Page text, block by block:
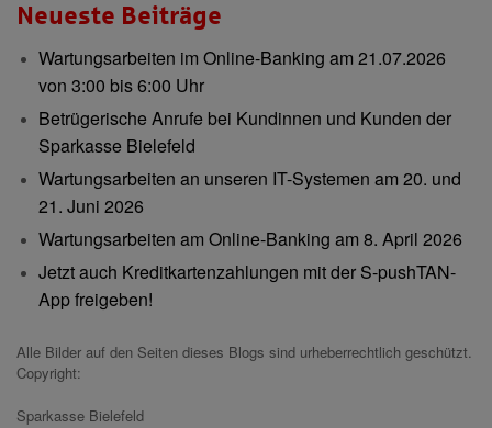
Neueste Beiträge
Wartungsarbeiten im Online-Banking am 21.07.2026
von 3:00 bis 6:00 Uhr
Betrügerische Anrufe bei Kundinnen und Kunden der
Sparkasse Bielefeld
Wartungsarbeiten an unseren IT-Systemen am 20. und
21. Juni 2026
Wartungsarbeiten am Online-Banking am 8. April 2026
Jetzt auch Kreditkartenzahlungen mit der S-pushTAN-
App freigeben!
Alle Bilder auf den Seiten dieses Blogs sind urheberrechtlich geschützt.
Copyright:
Sparkasse Bielefeld